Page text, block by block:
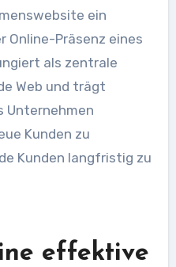
ein
Präsenz eines
als zentrale
Web und trägt
Unternehmen
Kunden zu
Kunden langfristig zu
effektive